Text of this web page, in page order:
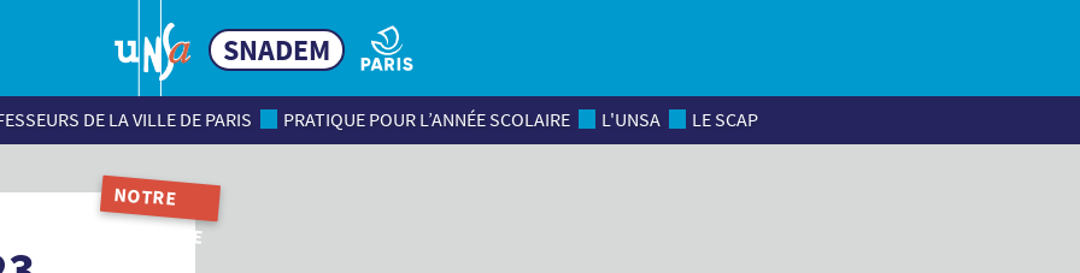
SNADEM
DE LA VILLE DE PARIS PRATIQUE POUR L’ANNÉE SCOLAIRE L'UNSA LE SCAP
NOTRE
MAGAZINE